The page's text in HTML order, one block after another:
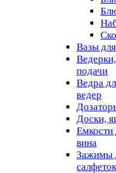
Вазы
подачи
Ведра
ведер
Доски,
Емкости
вина
Зажимы
салфеток